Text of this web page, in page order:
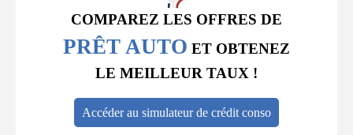
COMPAREZ LES OFFRES DE
PRÊT AUTO ET OBTENEZ
LE MEILLEUR TAUX !
Accéder au simulateur de crédit conso